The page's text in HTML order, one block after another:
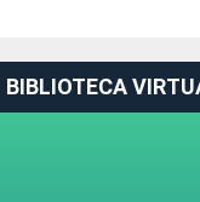
BIBLIOTECA